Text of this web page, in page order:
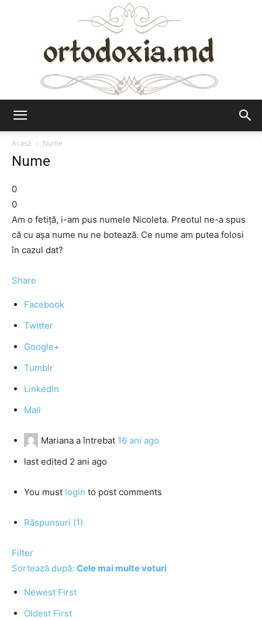
Acasă
Nume
Nume
0
0
Am o fetiţă, i-am pus numele Nicoleta. Preotul ne-a spus
că cu aşa nume nu ne botează. Ce nume am putea folosi
în cazul dat?
Share
Facebook
Twitter
Google+
Tumblr
LinkedIn
Mail
Mariana a întrebat 16 ani ago
last edited 2 ani ago
You must login to post comments
Răspunsuri (1)
Filter
Sortează după: Cele mai multe voturi
Newest First
Oldest First